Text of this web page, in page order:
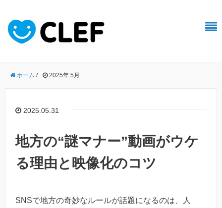
ホーム / 2025年 5月
2025.05.31
地方の“謎マナー”動画がウケ
る理由と映像化のコツ
SNSで地方の奇妙なルールが話題になるのは、人